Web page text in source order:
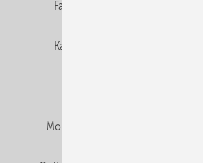
Fachbeiträge
Karriere bei Gentner
Montagezeiten Heizung